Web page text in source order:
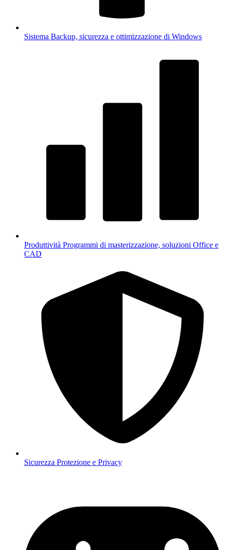
Sistema Backup, sicurezza e ottimizzazione di Windows
Produttività Programmi di masterizzazione, soluzioni Office e
CAD
Sicurezza Protezione e Privacy